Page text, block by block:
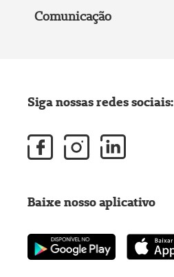
Comunicação
Siga nossas redes sociais:
Baixe nosso aplicativo